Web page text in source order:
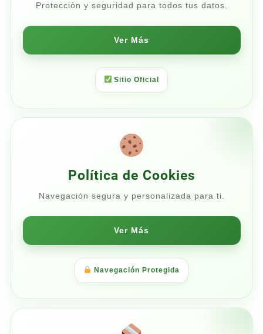
Protección y seguridad para todos tus datos.
Ver Más
Sitio Oficial
Política de Cookies
Navegación segura y personalizada para ti.
Ver Más
Navegación Protegida